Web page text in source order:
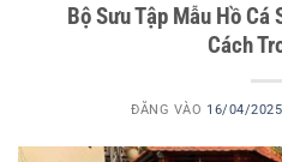
Bộ Sưu Tập Mẫu Hồ Cá
Cách
ĐĂNG VÀO 16/04/2025